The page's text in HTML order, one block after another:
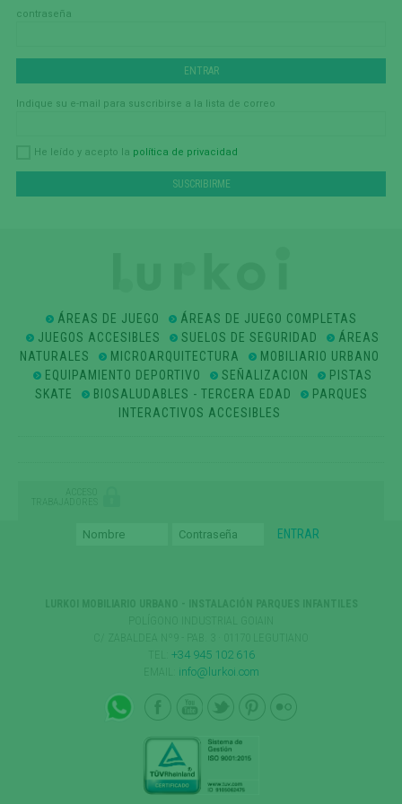
contraseña
Indique su e-mail para suscribirse a la lista de correo
He leído y acepto la política de privacidad
ÁREAS DE JUEGO
ÁREAS DE JUEGO COMPLETAS
JUEGOS ACCESIBLES
SUELOS DE SEGURIDAD
ÁREAS
NATURALES
MICROARQUITECTURA
MOBILIARIO URBANO
EQUIPAMIENTO DEPORTIVO
SEÑALIZACION
PISTAS
SKATE
BIOSALUDABLES - TERCERA EDAD
PARQUES
INTERACTIVOS ACCESIBLES
ACCESO
TRABAJADORES
+34 945 102 616
info@lurkoi.com